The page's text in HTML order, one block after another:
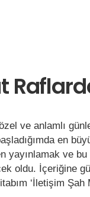
ve anlamlı
en
yayınlamak ve
oldu. İçeriğine
‘İletişim Şah